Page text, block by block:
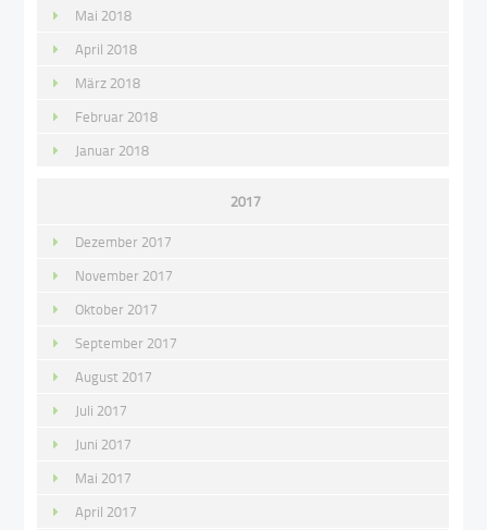
Mai 2018
April 2018
März 2018
Februar 2018
Januar 2018
2017
Dezember 2017
November 2017
Oktober 2017
September 2017
August 2017
Juli 2017
Juni 2017
Mai 2017
April 2017